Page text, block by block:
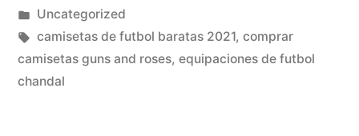
por
Publicado
en
Uncategorized
Etiquetas:
camisetas de futbol baratas 2021, comprar
camisetas guns and roses, equipaciones de futbol
chandal